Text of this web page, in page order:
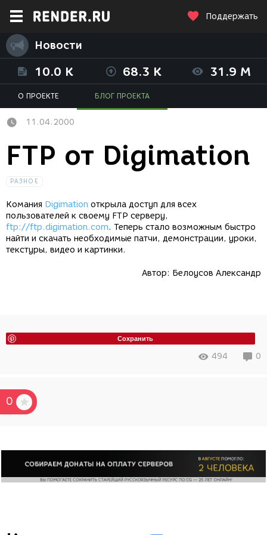
Поддержать
Новости
10.0 K 68.3 K 31.9 M
О ПРОЕКТЕ БЛОГ ПРОЕКТА
11.04.2000
FTP от Digimation
РАЗНОЕ
Комания Digimation открыла доступ для всех
пользователей к своему FTP серверу,
ftp://ftp.digimation.com. Теперь стало возможным быстро
найти и скачать необходимые патчи, демонстрации, уроки,
текстуры, видео и картинки.
Автор: Белоусов Александр
Сохранить
494 0
0